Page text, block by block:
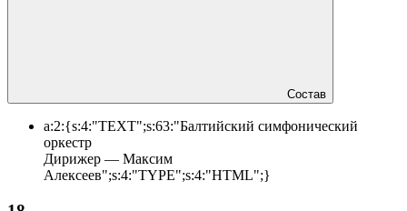
Состав
a:2:{s:4:"TEXT";s:63:"Балтийский симфонический
оркестр
Дирижер — Максим
Алексеев";s:4:"TYPE";s:4:"HTML";}